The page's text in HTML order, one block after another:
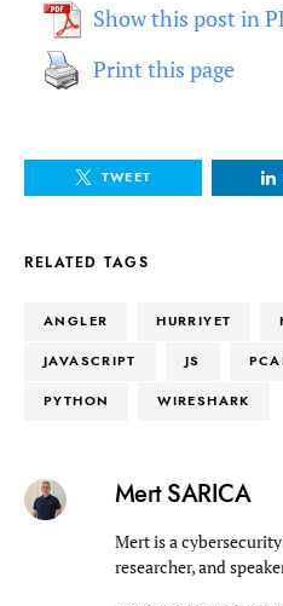
Show this post in
Print this page
TWEET
RELATED TAGS
ANGLER HURRIYET
JAVASCRIPT JS
PYTHON WIRESHARK
Mert SARICA
Mert is a
researcher, and